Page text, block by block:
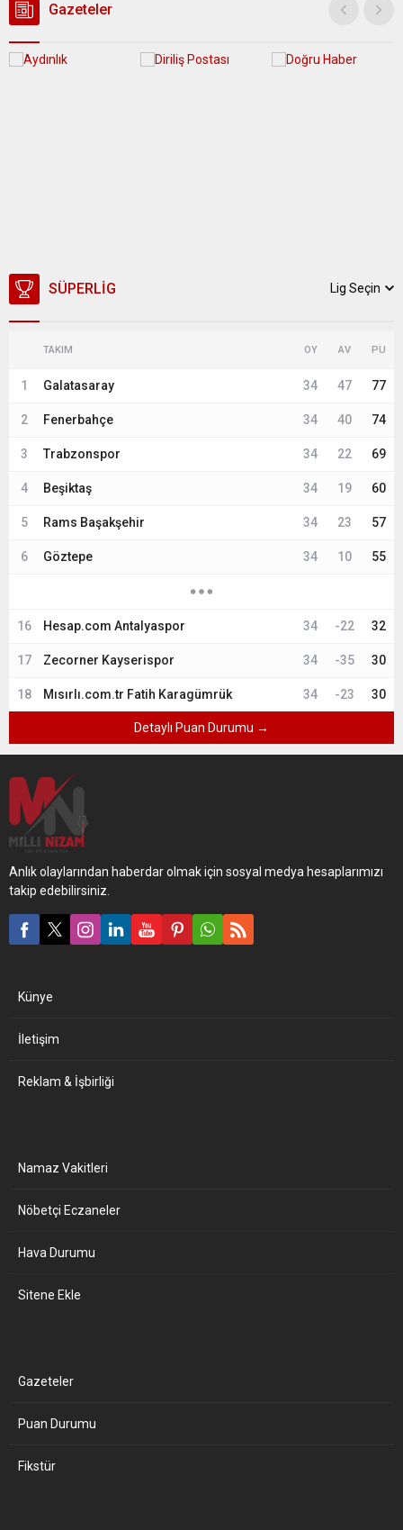
(YDK) sevk edilen ve partideki tüm görevlerinden...
Gazeteler
SÜPERLIG Lig Seçin
TAKIM OY AV PU
1 Galatasaray 34 47 77
2 Fenerbahçe 34 40 74
3 Trabzonspor 34 22 69
4 Beşiktaş 34 19 60
5 Rams Başakşehir 34 23 57
6 Göztepe 34 10 55
16 Hesap.com Antalyaspor 34 -22 32
17 Zecorner Kayserispor 34 -35 30
18 Mısırlı.com.tr Fatih Karagümrük 34 -23 30
Detaylı Puan Durumu →
Anlık olaylarından haberdar olmak için sosyal medya hesaplarımızı
takip edebilirsiniz.
Künye
İletişim
Reklam & İşbirliği
Namaz Vakitleri
Nöbetçi Eczaneler
Hava Durumu
Sitene Ekle
Gazeteler
Puan Durumu
Fikstür